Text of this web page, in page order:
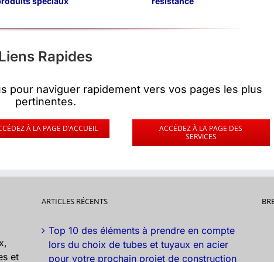
Rapides
pour naviguer rapidement vers vos pages les plus
pertinentes.
À LA PAGE D’ACCUEIL
ACCÉDEZ À LA PAGE DES
SERVICES
et
ARTICLES RÉCENTS
Top 10 des éléments à prendre en compte
lors du choix de tubes et tuyaux en acier
pour votre prochain projet de construction